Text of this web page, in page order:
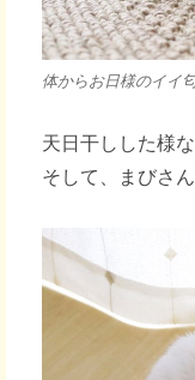
体からお日様のイイ
天日干しした様
そして、まびさ